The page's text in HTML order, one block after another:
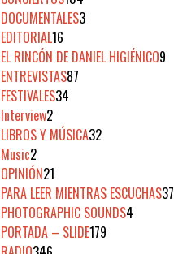
DOCUMENTALES3
EDITORIAL16
EL RINCÓN DE DANIEL HIGIÉNICO9
ENTREVISTAS87
FESTIVALES34
Interview2
LIBROS Y MÚSICA32
Music2
OPINIÓN21
PARA LEER MIENTRAS ESCUCHAS37
PHOTOGRAPHIC SOUNDS4
PORTADA – SLIDE179